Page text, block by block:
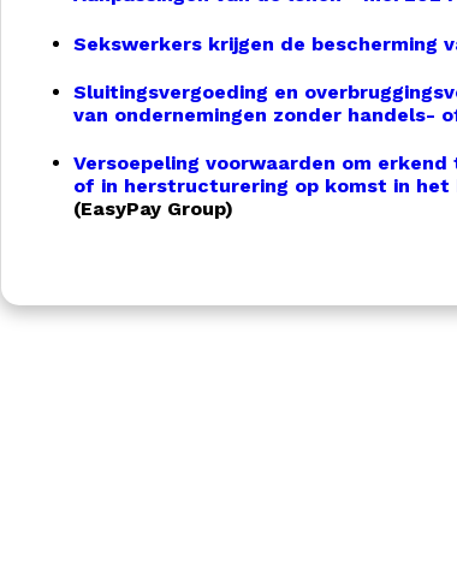
Sekswerkers krijgen de bescherming
Sluitingsvergoeding en
van ondernemingen zonder handels-
Versoepeling voorwaarden om
of in herstructurering op komst in
(EasyPay Group)